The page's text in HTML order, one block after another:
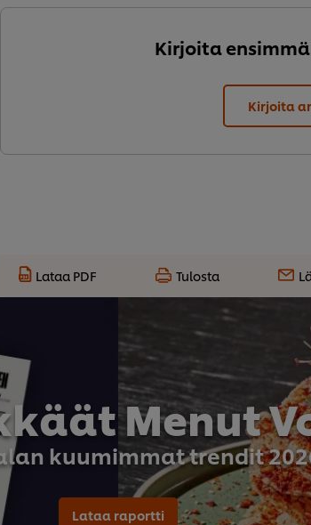
Kirjoita
Kirjoita
Lataa PDF Tulosta
Menut
kuumimmat trendit
Lataa raportti